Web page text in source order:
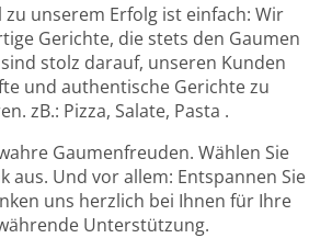
zu unserem Erfolg ist einfach: Wir
Gerichte, die stets den Gaumen
stolz darauf, unseren Kunden
und authentische Gerichte zu
zB.: Pizza, Salate, Pasta .
Gaumenfreuden. Wählen Sie
aus. Und vor allem: Entspannen Sie
uns herzlich bei Ihnen für Ihre
Unterstützung.